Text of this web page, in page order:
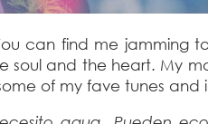
can find me jamming
soul and the heart. My
of my fave tunes